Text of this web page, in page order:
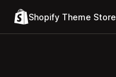
Shopify Theme Store